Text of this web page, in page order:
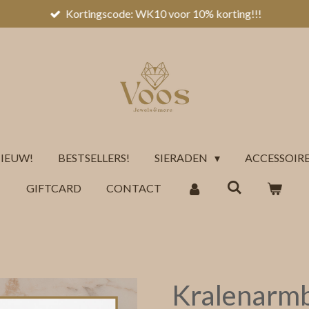
Kortingscode: WK10 voor 10% korting!!!
BESTSELLERS! SIERADEN
GIFTCARD CONTACT